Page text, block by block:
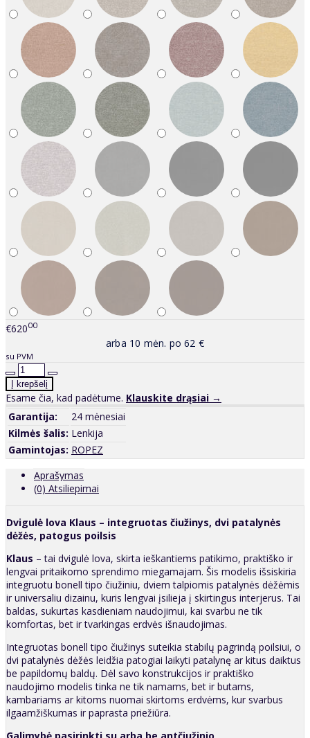
€62000
arba 10 mėn. po 62 €
su PVM
Esame čia, kad padėtume. Klauskite drąsiai →
Garantija:
24 mėnesiai
Kilmės šalis: Lenkija
Gamintojas: ROPEZ
Aprašymas
(0) Atsiliepimai
Dvigulė lova Klaus – integruotas čiužinys, dvi patalynės
dėžės, patogus poilsis
Klaus – tai dvigulė lova, skirta ieškantiems patikimo, praktiško ir
lengvai pritaikomo sprendimo miegamajam. Šis modelis išsiskiria
integruotu bonell tipo čiužiniu, dviem talpiomis patalynės dėžėmis
ir universaliu dizainu, kuris lengvai įsilieja į skirtingus interjerus. Tai
baldas, sukurtas kasdieniam naudojimui, kai svarbu ne tik
komfortas, bet ir tvarkingas erdvės išnaudojimas.
Integruotas bonell tipo čiužinys suteikia stabilų pagrindą poilsiui, o
dvi patalynės dėžės leidžia patogiai laikyti patalynę ar kitus daiktus
be papildomų baldų. Dėl savo konstrukcijos ir praktiško
naudojimo modelis tinka ne tik namams, bet ir butams,
kambariams ar kitoms nuomai skirtoms erdvėms, kur svarbus
ilgaamžiškumas ir paprasta priežiūra.